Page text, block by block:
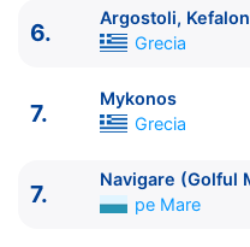
Argostoli, Kefalonia
7.
Mykonos Grecia
8.
Navigare (Golful
8.
Pireu, Atena Grecia
6.
Argostoli,
Grecia
7.
Mykonos
Grecia
7.
Navigare (Golful
pe Mare